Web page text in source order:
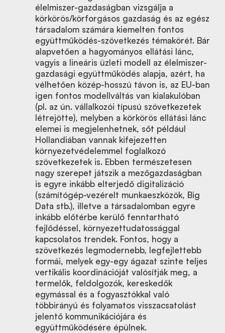
élelmiszer-gazdaságban vizsgálja a
körkörös/körforgásos gazdaság és az egész
társadalom számára kiemelten fontos
együttműködés-szövetkezés témakörét. Bár
alapvetően a hagyományos ellátási lánc,
vagyis a lineáris üzleti modell az élelmiszer-
gazdasági együttműködés alapja, azért, ha
vélhetően közép-hosszú távon is, az EU-ban
igen fontos modellváltás van kialakulóban
(pl. az ún. vállalkozói típusú szövetkezetek
létrejötte), melyben a körkörös ellátási lánc
elemei is megjelenhetnek, sőt például
Hollandiában vannak kifejezetten
környezetvédelemmel foglalkozó
szövetkezetek is. Ebben természetesen
nagy szerepet játszik a mezőgazdaságban
is egyre inkább elterjedő digitalizáció
(számítógép-vezérelt munkaeszközök, Big
Data stb.), illetve a társadalomban egyre
inkább előtérbe kerülő fenntartható
fejlődéssel, környezettudatossággal
kapcsolatos trendek. Fontos, hogy a
szövetkezés legmodernebb, legfejlettebb
formái, melyek egy-egy ágazat szinte teljes
vertikális koordinációját valósítják meg, a
termelők, feldolgozók, kereskedők
egymással és a fogyasztókkal való
többirányú és folyamatos visszacsatolást
jelentő kommunikációjára és
együttműködésére épülnek.